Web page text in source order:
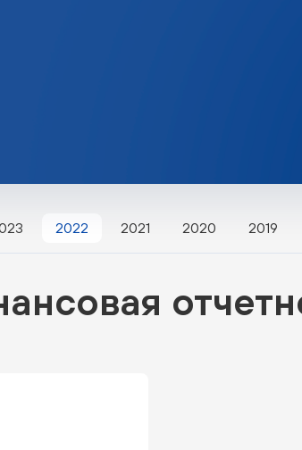
2022 2021 2020 2019